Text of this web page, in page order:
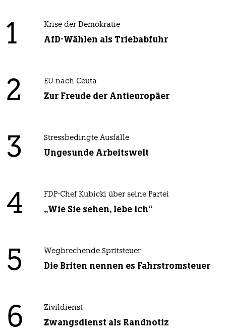
1 Krise der Demokratie
AfD-Wählen als Triebabfuhr
2 EU nach Ceuta
Zur Freude der Antieuropäer
3 Stressbedingte Ausfälle
Ungesunde Arbeitswelt
4 FDP-Chef Kubicki über seine Partei
„Wie Sie sehen, lebe ich“
5 Wegbrechende Spritsteuer
Die Briten nennen es Fahrstromsteuer
6 Zivildienst
Zwangsdienst als Randnotiz